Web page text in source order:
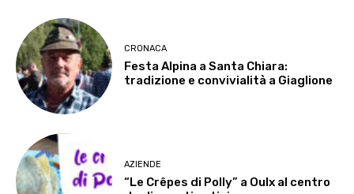
CRONACA
Festa Alpina a Santa Chiara:
tradizione e convivialità a Giaglione
AZIENDE
“Le Crêpes di Polly” a Oulx al centro